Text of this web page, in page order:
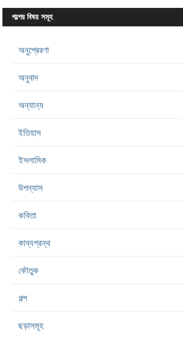
গল্পের বিষয় সমূহ
অনুপ্রেরণা
অনুবাদ
অন্যান্য
ইতিহাস
ইসলামিক
উপন্যাস
কবিতা
কাব্যগ্রন্থ
কৌতুক
গল্প
ছড়াসমূহ